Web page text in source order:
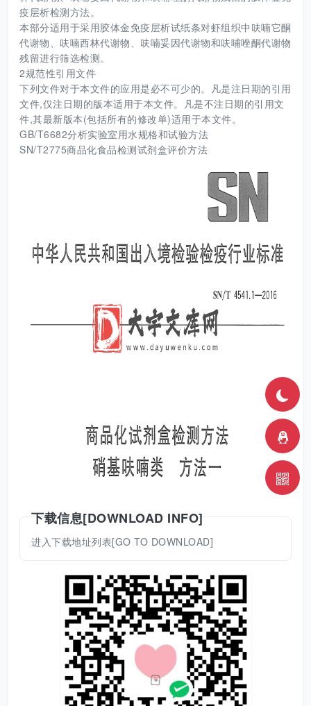
疫层析检测方法。
本部分适用于采用胶体金免疫层析试纸条对虾组织中呋喃它酮
代谢物、呋喃西林代谢物、呋喃妥因代谢物和呋哺唑酮代谢物
残留进行筛选检测。
2规范性引用文件
下列文件对于本文件的应用是必不可少的。凡是注日期的引用
文件,仅注日期的版本适用于本文件。凡是不注日期的引用文
件,其最新版本(包括所有的修改单)适用于本文件。
GB/T6682分析实验室用水规格和试验方法
SN/T2775商品化食品检测试剂盒评价方法
下载信息[DOWNLOAD INFO]
进入下载地址列表[GO TO DOWNLOAD]